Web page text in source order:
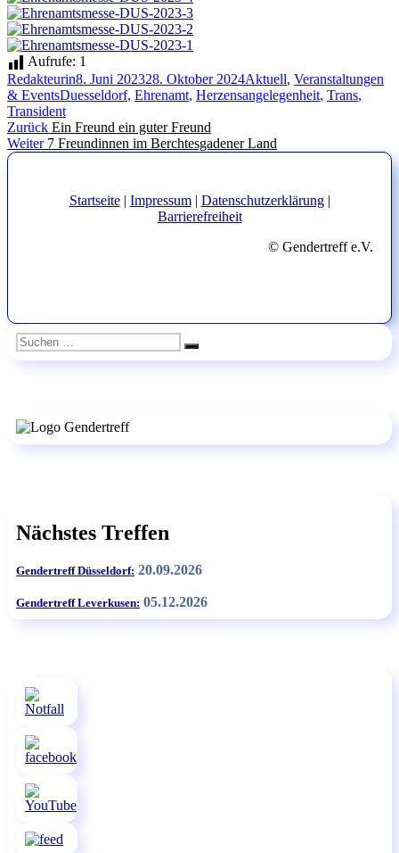
Aufrufe: 1
Autor
RedakteurinVeröffentlicht
am
8. Juni 202328. Oktober 2024Kategorien
Aktuell, Veranstaltungen
& EventsSchlagwörter
Duesseldorf, Ehrenamt, Herzensangelegenheit, Trans,
Transident
Beitragsnavigation
Zurück Vorheriger
Beitrag:
Ein Freund ein guter Freund
Weiter Nächster
7 Freundinnen im Berchtesgadener Land
Startseite| Impressum| Datenschutzerklärung|
Barrierefreiheit
© Gendertreff e.V.
Suchen
nach:
Suchen
Nächstes Treffen
Gendertreff Düsseldorf: 20.09.2026
Gendertreff Leverkusen: 05.12.2026